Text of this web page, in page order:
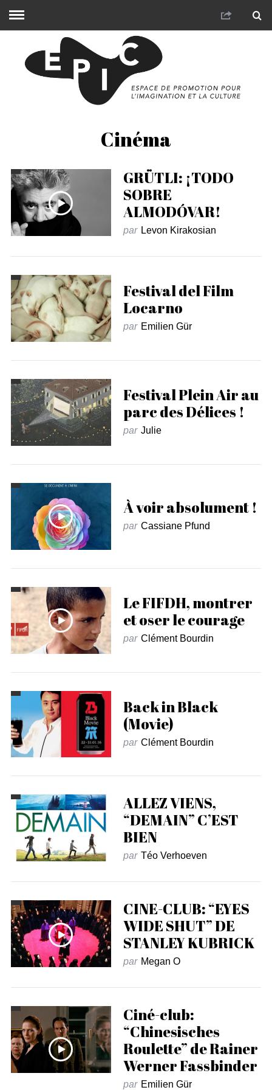
Cinéma
GRÜTLI: ¡TODO
SOBRE
ALMODÓVAR!
par Levon Kirakosian
Festival del Film
Locarno
par Emilien Gür
Festival Plein Air au
parc des Délices !
par Julie
À voir absolument !
par Cassiane Pfund
Le FIFDH, montrer
et oser le courage
par Clément Bourdin
Back in Black
(Movie)
par Clément Bourdin
ALLEZ VIENS,
“DEMAIN” C’EST
BIEN
par Téo Verhoeven
CINE-CLUB: “EYES
WIDE SHUT” DE
STANLEY KUBRICK
par Megan O
Ciné-club:
“Chinesisches
Roulette” de Rainer
Werner Fassbinder
par Emilien Gür